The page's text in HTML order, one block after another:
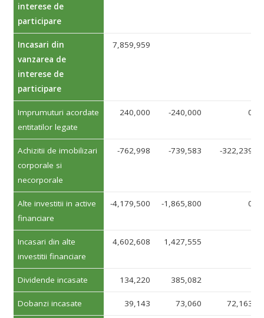
interese de
participare
Incasari din
vanzarea de
interese de
participare
7,859,959
Imprumuturi acordate
entitatilor legate
240,000 -240,000 0
Achizitii de imobilizari
corporale si
necorporale
-762,998 -739,583 -322,239
Alte investitii in active
financiare
-4,179,500 -1,865,800 0
Incasari din alte
investitii financiare
4,602,608 1,427,555
Dividende incasate 134,220 385,082
Dobanzi incasate 39,143 73,060 72,163